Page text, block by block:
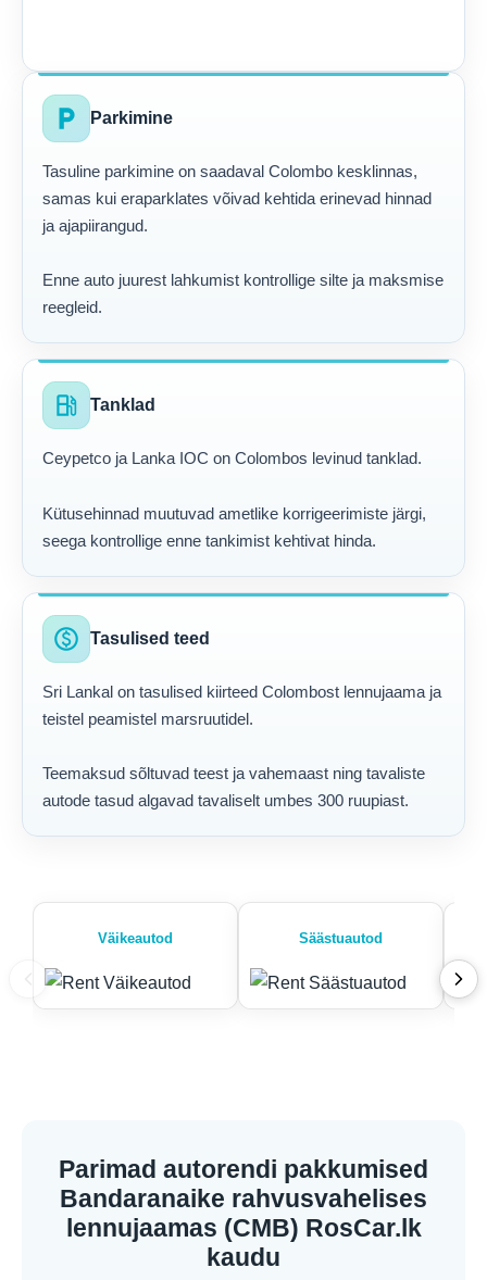
local_parking Parkimine
Tasuline parkimine on saadaval Colombo kesklinnas,
samas kui eraparklates võivad kehtida erinevad hinnad
ja ajapiirangud.
Enne auto juurest lahkumist kontrollige silte ja maksmise
reegleid.
local_gas_station Tanklad
Ceypetco ja Lanka IOC on Colombos levinud tanklad.
Kütusehinnad muutuvad ametlike korrigeerimiste järgi,
seega kontrollige enne tankimist kehtivat hinda.
paid Tasulised teed
Sri Lankal on tasulised kiirteed Colombost lennujaama ja
teistel peamistel marsruutidel.
Teemaksud sõltuvad teest ja vahemaast ning tavaliste
autode tasud algavad tavaliselt umbes 300 ruupiast.
Väikeautod Säästuautod
Parimad autorendi pakkumised
Bandaranaike rahvusvahelises
lennujaamas (CMB) RosCar.lk
kaudu